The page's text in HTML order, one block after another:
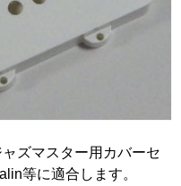
ズマスター用カバーセ
等に適合します。